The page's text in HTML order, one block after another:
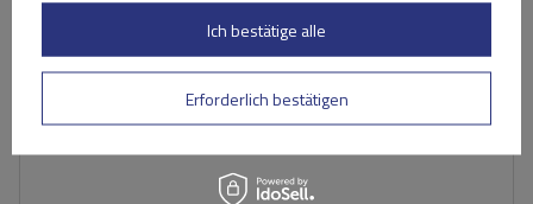
Erforderlich bestätigen
Ich bestätige alle